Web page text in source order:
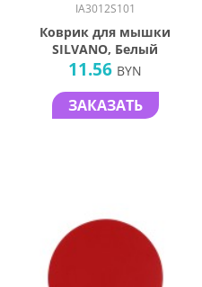
IA3012S101
Коврик для мышки
SILVANO, Белый
11.56 BYN
ЗАКАЗАТЬ